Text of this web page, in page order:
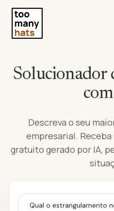
Solucionador
Descreva o seu
empresarial.
gratuito gerado por IA,
Qual o estrangulamento